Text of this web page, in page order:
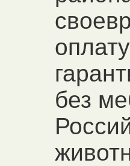
оплату
без